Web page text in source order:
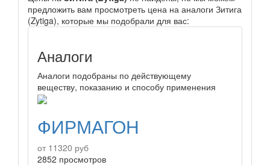
предложить вам просмотреть цена на аналоги Зитига
(Zytiga), которые мы подобрали для вас:
Аналоги
Аналоги подобраны по действующему
веществу, показанию и способу применения
ФИРМАГОН
от 11320 руб
2852 просмотров